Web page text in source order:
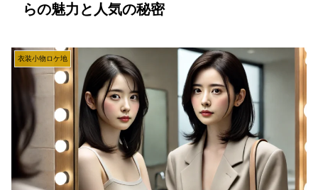
らの魅力と人気の秘密
衣装小物ロケ地